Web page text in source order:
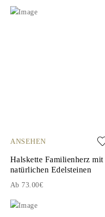
ANSEHEN
Halskette Familienherz mit
natürlichen Edelsteinen
Ab 73.00€